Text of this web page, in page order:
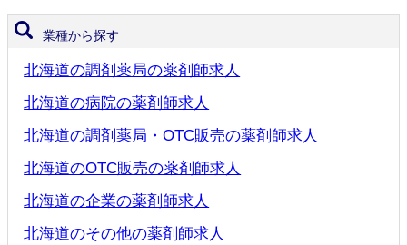
業種から探す
北海道の調剤薬局の薬剤師求人
北海道の病院の薬剤師求人
北海道の調剤薬局・OTC販売の薬剤師求人
北海道のOTC販売の薬剤師求人
北海道の企業の薬剤師求人
北海道のその他の薬剤師求人